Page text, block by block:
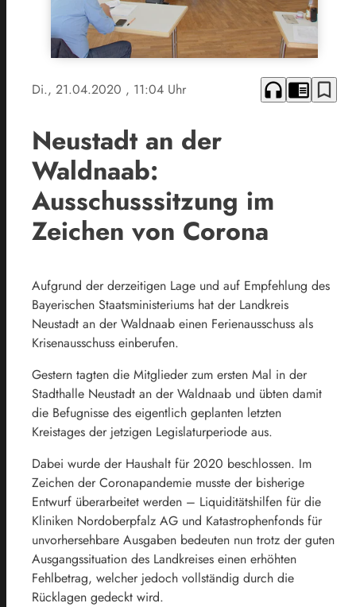
Di., 21.04.2020 , 11:04 Uhr headphones chrome_reader_mode bookmark_border
Neustadt an der
Waldnaab:
Ausschusssitzung im
Zeichen von Corona
Aufgrund der derzeitigen Lage und auf Empfehlung des
Bayerischen Staatsministeriums hat der Landkreis
Neustadt an der Waldnaab einen Ferienausschuss als
Krisenausschuss einberufen.
Gestern tagten die Mitglieder zum ersten Mal in der
Stadthalle Neustadt an der Waldnaab und übten damit
die Befugnisse des eigentlich geplanten letzten
Kreistages der jetzigen Legislaturperiode aus.
Dabei wurde der Haushalt für 2020 beschlossen. Im
Zeichen der Coronapandemie musste der bisherige
Entwurf überarbeitet werden – Liquiditätshilfen für die
Kliniken Nordoberpfalz AG und Katastrophenfonds für
unvorhersehbare Ausgaben bedeuten nun trotz der guten
Ausgangssituation des Landkreises einen erhöhten
Fehlbetrag, welcher jedoch vollständig durch die
Rücklagen gedeckt wird.